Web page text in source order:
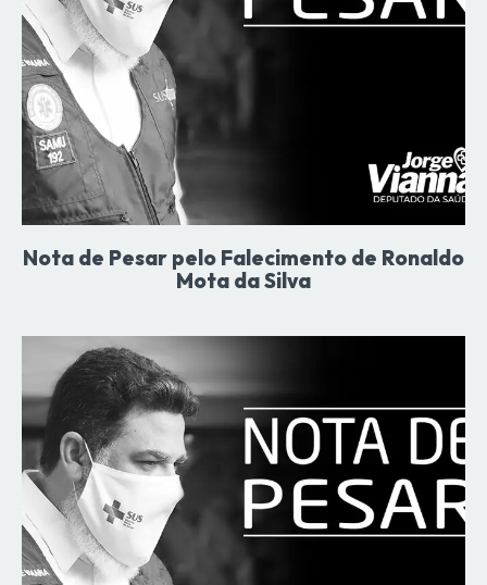
Nota de Pesar pelo Falecimento de Ronaldo
Mota da Silva